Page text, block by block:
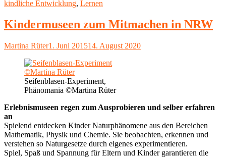
schaffen"
am
kindliche Entwicklung, Lernen
Kindermuseen zum Mitmachen in NRW
Autor
Martina RüterVeröffentlicht
1. Juni 201514. August 2020
Seifenblasen-Experiment,
Phänomania ©Martina Rüter
Erlebnismuseen regen zum Ausprobieren und selber erfahren
an
Spielend entdecken Kinder Naturphänomene aus den Bereichen
Mathematik, Physik und Chemie. Sie beobachten, erkennen und
verstehen so Naturgesetze durch eigenes experimentieren.
Spiel, Spaß und Spannung für Eltern und Kinder garantieren die